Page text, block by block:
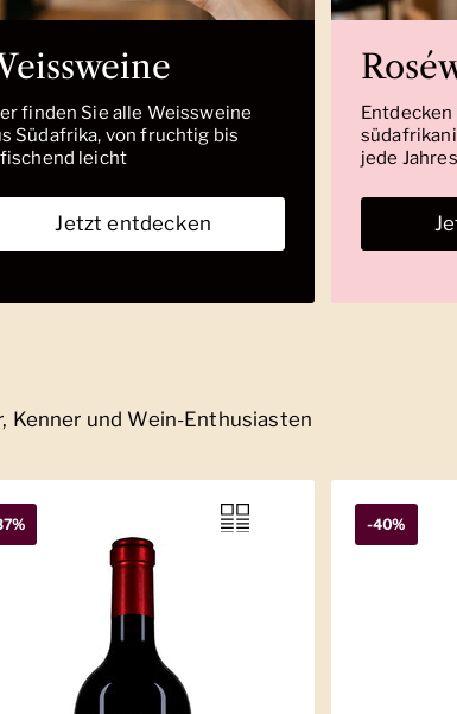
finden Sie alle Weissweine
Südafrika, von fruchtig bis
leicht
Jetzt entdecken
jede
Kenner und Wein-Enthusiasten
-40%